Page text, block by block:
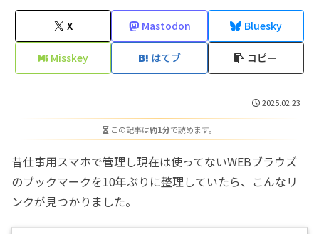
X Mastodon Bluesky
Misskey はてブ コピー
2025.02.23
この記事は約1分で読めます。
昔仕事用スマホで管理し現在は使ってないWEBブラウズ
のブックマークを10年ぶりに整理していたら、こんなリ
ンクが見つかりました。